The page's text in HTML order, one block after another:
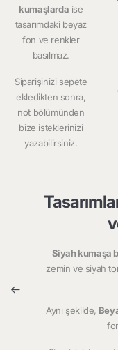
kumaşlarda ise
tasarımdaki beyaz
fon ve renkler
basılmaz.
Siparişinizi sepete
ekledikten sonra,
not bölümünden
bize isteklerinizi
yazabilirsiniz.
Siyah kumaşa
zemin ve siyah
Aynı şekilde,